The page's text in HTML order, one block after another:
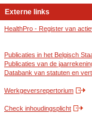
Externe links
HealthPro - Register van
Publicaties in het Belgisch
Publicaties van de
Databank van statuten en
Werkgeversrepertorium
Check inhoudingsplicht